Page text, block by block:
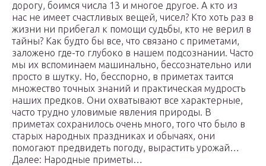
дорогу, боимся числа 13 и многое другое. А кто из
нас не имеет счастливых вещей, чисел? Кто хоть раз в
жизни ни прибегал к помощи судьбы, кто не верил в
тайны? Как будто бы все, что связано с приметами,
заложено где-то глубоко в нашем подсознании. Часто
мы их вспоминаем машинально, бессознательно или
просто в шутку. Но, бесспорно, в приметах таится
множество точных знаний и практическая мудрость
наших предков. Они охватывают все характерные,
часто трудно уловимые явления природы. В
приметах сохранилось очень много, того что было в
старых народных праздниках и обычаях, они
помогают предвидеть погоду, вырастить урожай…
Далее: Народные приметы…